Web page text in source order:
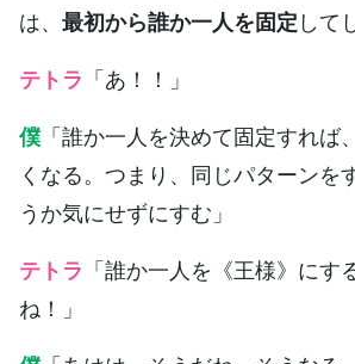
は、 最初から誰か一人を固定 して
テトラ 「あ！！」
僕 「誰か一人を決めて固定すれば
くなる。つまり、同じパターンを
うか気にせずにすむ」
テトラ 「誰か一人を《王様》にす
ね！」